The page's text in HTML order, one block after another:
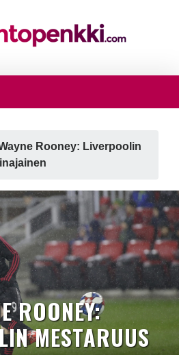
Rooney: Liverpoolin
ROONEY:
MESTARUUS